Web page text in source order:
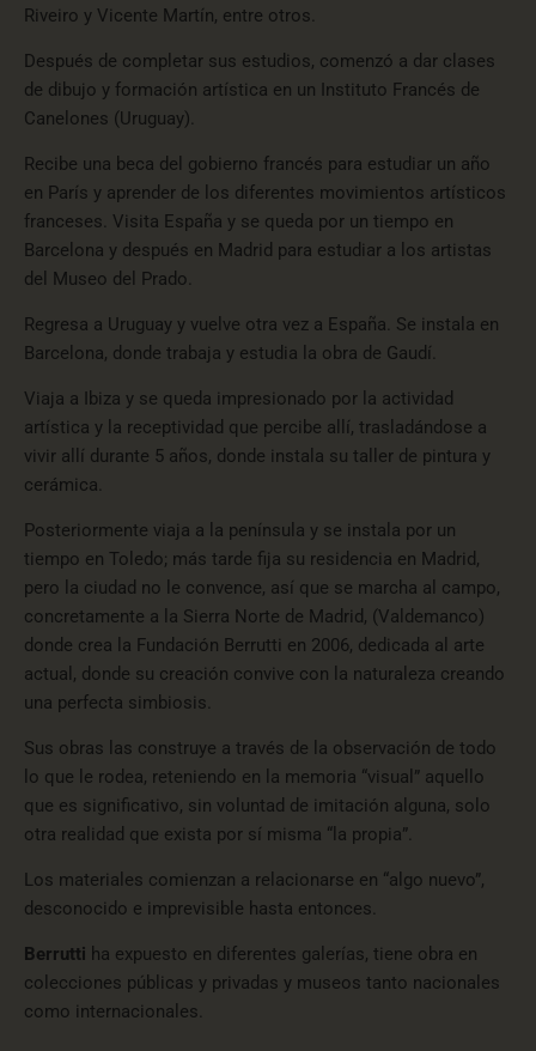
Riveiro y Vicente Martín, entre otros.
Después de completar sus estudios, comenzó a dar clases
de dibujo y formación artística en un Instituto Francés de
Canelones (Uruguay).
Recibe una beca del gobierno francés para estudiar un año
en París y aprender de los diferentes movimientos artísticos
franceses. Visita España y se queda por un tiempo en
Barcelona y después en Madrid para estudiar a los artistas
del Museo del Prado.
Regresa a Uruguay y vuelve otra vez a España. Se instala en
Barcelona, donde trabaja y estudia la obra de Gaudí.
Viaja a Ibiza y se queda impresionado por la actividad
artística y la receptividad que percibe allí, trasladándose a
vivir allí durante 5 años, donde instala su taller de pintura y
cerámica.
Posteriormente viaja a la península y se instala por un
tiempo en Toledo; más tarde fija su residencia en Madrid,
pero la ciudad no le convence, así que se marcha al campo,
concretamente a la Sierra Norte de Madrid, (Valdemanco)
donde crea la Fundación Berrutti en 2006, dedicada al arte
actual, donde su creación convive con la naturaleza creando
una perfecta simbiosis.
Sus obras las construye a través de la observación de todo
lo que le rodea, reteniendo en la memoria “visual” aquello
que es significativo, sin voluntad de imitación alguna, solo
otra realidad que exista por sí misma “la propia”.
Los materiales comienzan a relacionarse en “algo nuevo”,
desconocido e imprevisible hasta entonces.
Berrutti ha expuesto en diferentes galerías, tiene obra en
colecciones públicas y privadas y museos tanto nacionales
como internacionales.